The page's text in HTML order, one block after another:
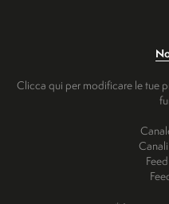
Clicca qui per modificare le tue